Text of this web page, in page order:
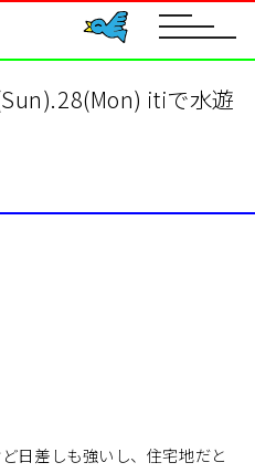
toggle
itiで水遊
日差しも強いし、住宅地だと